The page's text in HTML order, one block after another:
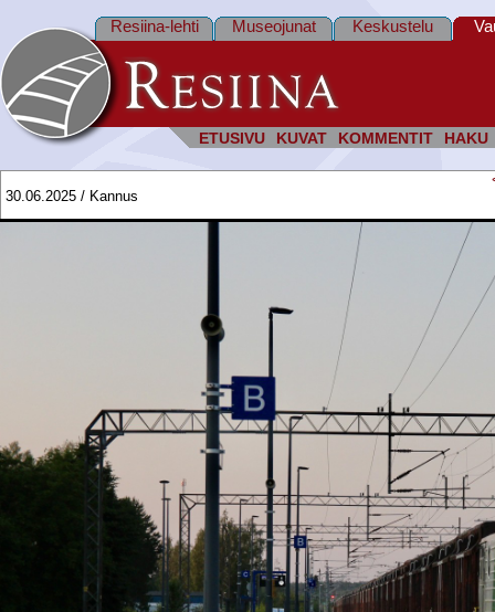
ETUSIVU KUVAT KOMMENTIT HAKU
Resiina-lehti Museojunat Keskustelu
30.06.2025 / Kannus